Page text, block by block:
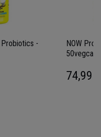
Probiotics -
NOW
50vegcaps
74,99